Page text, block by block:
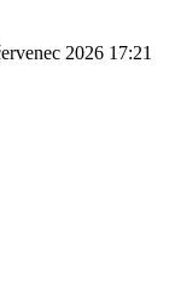
2026 17:21